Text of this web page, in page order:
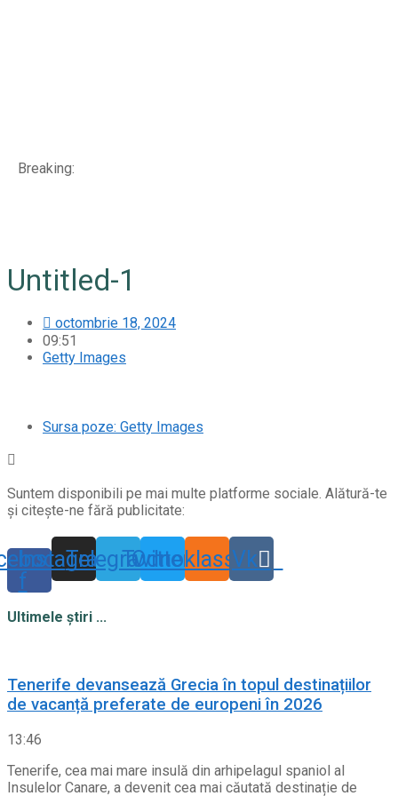
Breaking:
Untitled-1
octombrie 18, 2024
09:51
Getty Images
Sursa poze: Getty Images
Suntem disponibili pe mai multe platforme sociale. Alătură-te
și citește-ne fără publicitate:
f
Instagram
TelegramTwitter
Odnoklassniki
Vk
Ultimele știri ...
Tenerife devansează Grecia în topul destinațiilor
de vacanță preferate de europeni în 2026
13:46
Tenerife, cea mai mare insulă din arhipelagul spaniol al
Insulelor Canare, a devenit cea mai căutată destinație de